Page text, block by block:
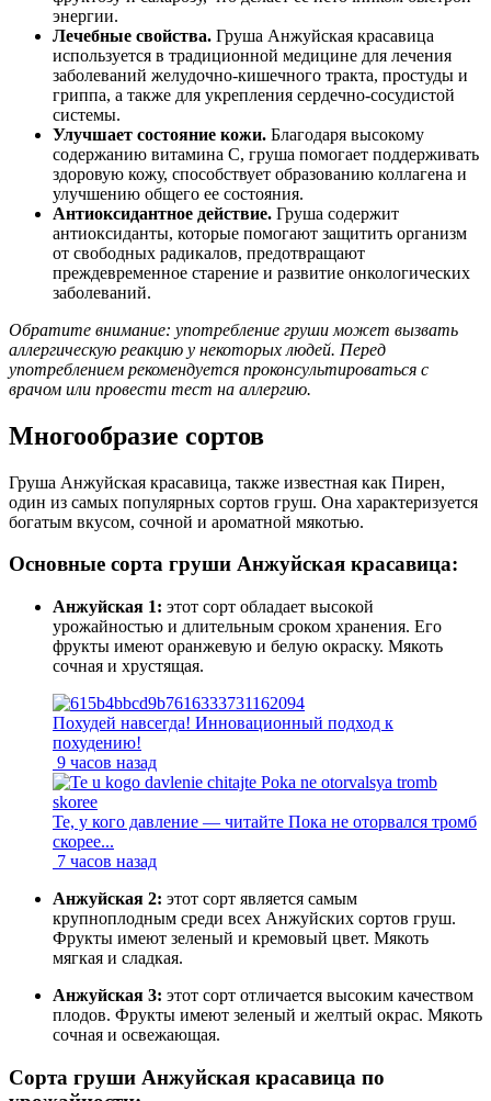
энергии.
Лечебные свойства. Груша Анжуйская красавица
используется в традиционной медицине для лечения
заболеваний желудочно-кишечного тракта, простуды и
гриппа, а также для укрепления сердечно-сосудистой
системы.
Улучшает состояние кожи. Благодаря высокому
содержанию витамина C, груша помогает поддерживать
здоровую кожу, способствует образованию коллагена и
улучшению общего ее состояния.
Антиоксидантное действие. Груша содержит
антиоксиданты, которые помогают защитить организм
от свободных радикалов, предотвращают
преждевременное старение и развитие онкологических
заболеваний.
Обратите внимание: употребление груши может вызвать
аллергическую реакцию у некоторых людей. Перед
употреблением рекомендуется проконсультироваться с
врачом или провести тест на аллергию.
Многообразие сортов
Груша Анжуйская красавица, также известная как Пирен,
один из самых популярных сортов груш. Она характеризуется
богатым вкусом, сочной и ароматной мякотью.
Основные сорта груши Анжуйская красавица:
Анжуйская 1: этот сорт обладает высокой
урожайностью и длительным сроком хранения. Его
фрукты имеют оранжевую и белую окраску. Мякоть
сочная и хрустящая.
Похудей навсегда! Инновационный подход к
похудению!
9 часов назад
Те, у кого давление — читайте Пока не оторвался тромб
скорее...
7 часов назад
Анжуйская 2: этот сорт является самым
крупноплодным среди всех Анжуйских сортов груш.
Фрукты имеют зеленый и кремовый цвет. Мякоть
мягкая и сладкая.
Анжуйская 3: этот сорт отличается высоким качеством
плодов. Фрукты имеют зеленый и желтый окрас. Мякоть
сочная и освежающая.
Сорта груши Анжуйская красавица по